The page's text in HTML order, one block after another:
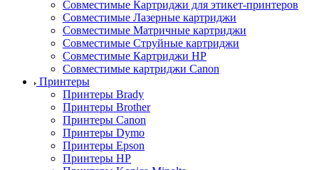
Совместимые Картриджи для этикет-принтеров
Совместимые Лазерные картриджи
Совместимые Матричные картриджи
Совместимые Струйные картриджи
Совместимые Картриджи HP
Совместимые картриджи Canon
Принтеры
Принтеры Brady
Принтеры Brother
Принтеры Canon
Принтеры Dymo
Принтеры Epson
Принтеры HP